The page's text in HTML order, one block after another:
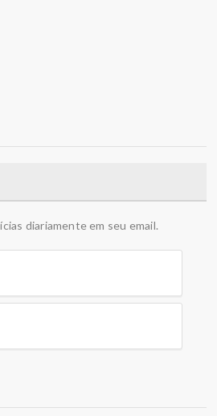
diariamente em seu email.